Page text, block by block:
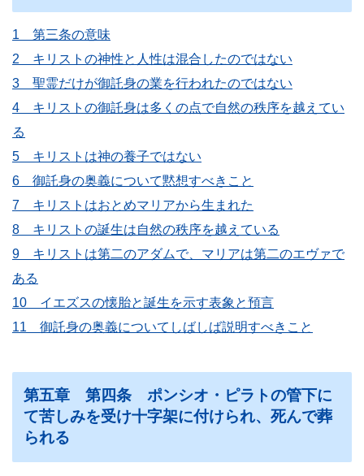
1 第三条の意味
2 キリストの神性と人性は混合したのではない
3 聖霊だけが御託身の業を行われたのではない
4 キリストの御託身は多くの点で自然の秩序を越えてい
る
5 キリストは神の養子ではない
6 御託身の奥義について黙想すべきこと
7 キリストはおとめマリアから生まれた
8 キリストの誕生は自然の秩序を越えている
9 キリストは第二のアダムで、マリアは第二のエヴァで
ある
10 イエズスの懐胎と誕生を示す表象と預言
11 御託身の奥義についてしばしば説明すべきこと
第五章 第四条 ポンシオ・ピラトの管下に
て苦しみを受け十字架に付けられ、死んで葬
られる